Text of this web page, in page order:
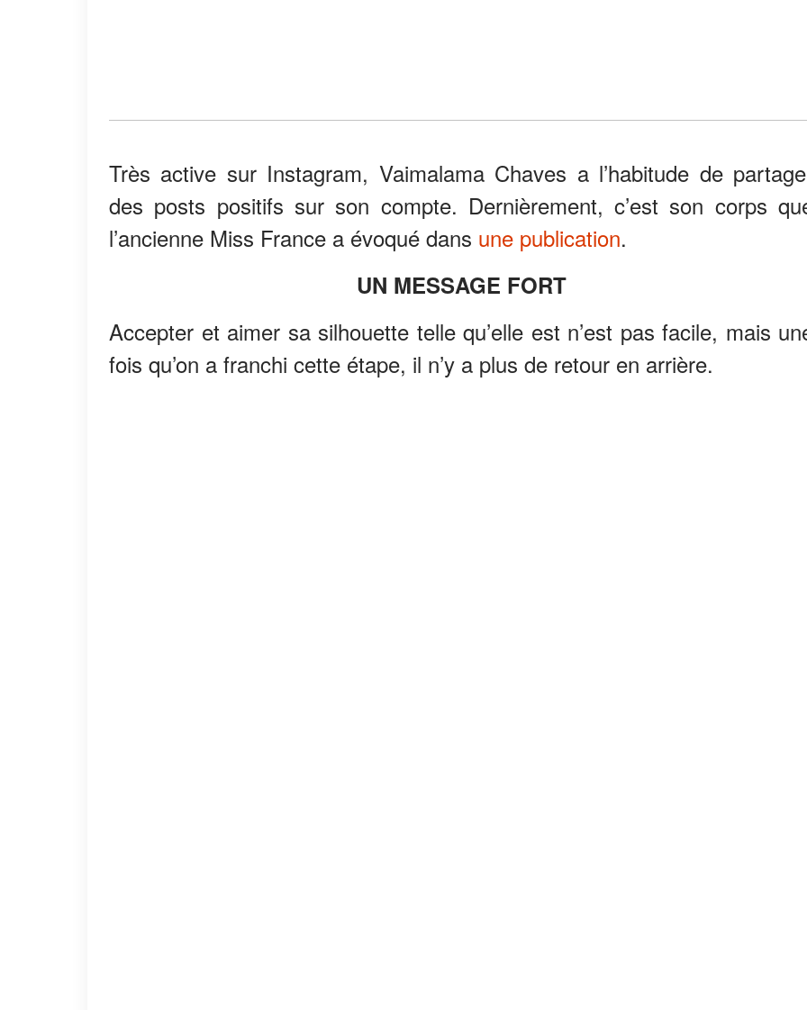
Très active sur Instagram, Vaimalama Chaves a l’habitude de
des posts positifs sur son compte. Dernièrement, c’est son corps
l’ancienne Miss France a évoqué dans une publication.
UN MESSAGE FORT
Accepter et aimer sa silhouette telle qu’elle est n’est pas facile, mais
fois qu’on a franchi cette étape, il n’y a plus de retour en arrière.